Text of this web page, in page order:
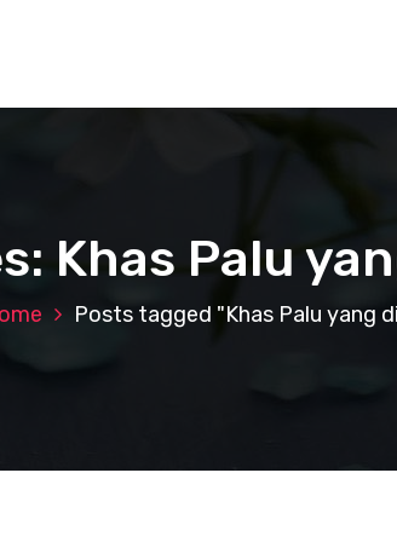
Khas Palu
Posts tagged "Khas Palu yang